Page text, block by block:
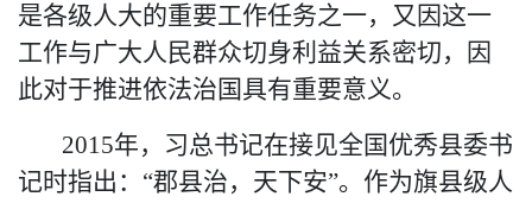
是各级人大的重要工作任务之一，又因这一
工作与广大人民群众切身利益关系密切，因
此对于推进依法治国具有重要意义。
2015年，习总书记在接见全国优秀县委书
记时指出：“郡县治，天下安”。作为旗县级人